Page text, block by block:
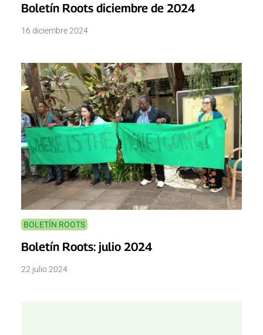
Boletín Roots diciembre de 2024
16 diciembre 2024
BOLETÍN ROOTS
Boletín Roots: julio 2024
22 julio 2024